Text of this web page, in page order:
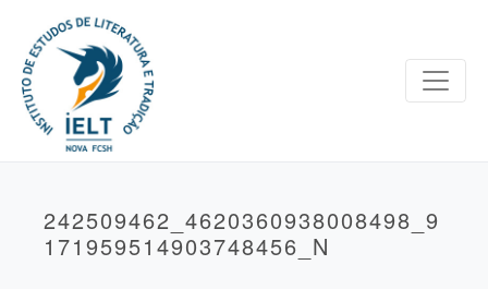
242509462_4620360938008498_9
171959514903748456_N